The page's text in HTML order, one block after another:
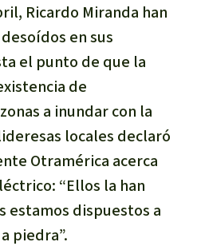
Ricardo Miranda han
en sus
el punto de que la
de
a inundar con la
locales declaró
Otramérica acerca
“Ellos la han
estamos dispuestos a
piedra”.